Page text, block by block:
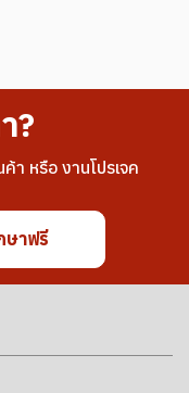
?
า หรือ งานโปรเจค
ษาฟรี